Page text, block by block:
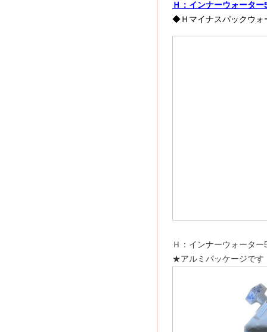
Ｈ：インナーウォータ
◆Ｈマイナスパックウォ
Ｈ：インナーウォータ
★アルミパッケージです